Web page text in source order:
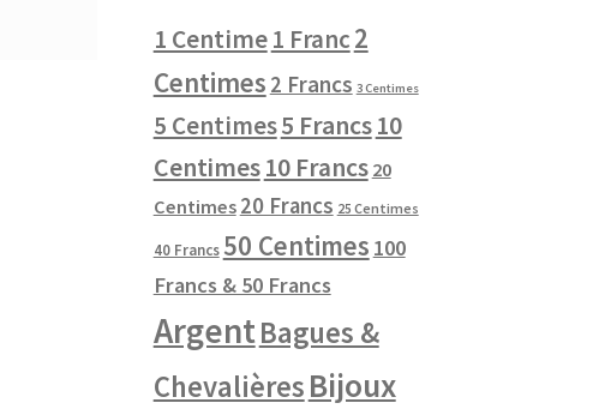
1 Centime1 Franc2
Centimes 2 Francs 3 Centimes
5 Centimes5 Francs10
Centimes10 Francs 20
Centimes 20 Francs 25 Centimes
40 Francs 50 Centimes 100
Francs & 50 Francs
ArgentBagues &
ChevalièresBijoux